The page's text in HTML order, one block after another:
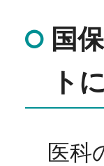
国
ト
医科